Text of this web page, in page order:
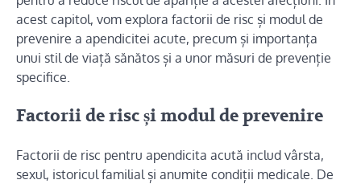
acest capitol, vom explora factorii de risc și modul de
prevenire a apendicitei acute, precum și importanța
unui stil de viață sănătos și a unor măsuri de prevenție
specifice.
Factorii de risc și modul de prevenire
Factorii de risc pentru apendicita acută includ vârsta,
sexul, istoricul familial și anumite condiții medicale. De